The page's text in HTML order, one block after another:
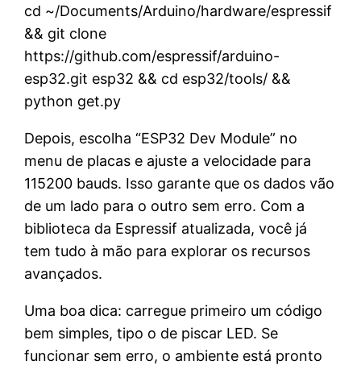
cd ~/Documents/Arduino/hardware/espressif
&& git clone
https://github.com/espressif/arduino-
esp32.git esp32 && cd esp32/tools/ &&
python get.py
Depois, escolha “ESP32 Dev Module” no
menu de placas e ajuste a velocidade para
115200 bauds. Isso garante que os dados vão
de um lado para o outro sem erro. Com a
biblioteca da Espressif atualizada, você já
tem tudo à mão para explorar os recursos
avançados.
Uma boa dica: carregue primeiro um código
bem simples, tipo o de piscar LED. Se
funcionar sem erro, o ambiente está pronto